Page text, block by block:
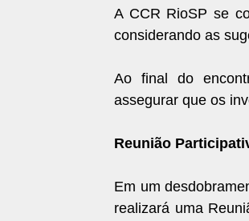
A CCR RioSP se
considerando as
Ao final do
assegurar que os
Reunião
Em um
realizará uma